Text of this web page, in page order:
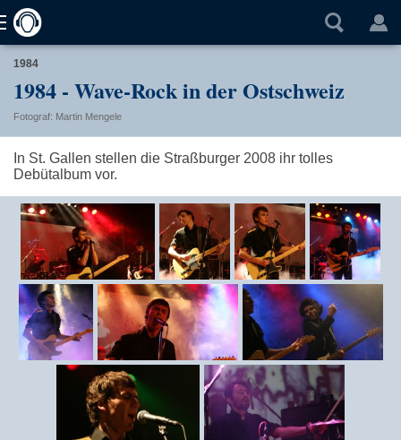
1984
1984 - Wave-Rock in der Ostschweiz
Fotograf: Martin Mengele
In St. Gallen stellen die Straßburger 2008 ihr tolles
Debütalbum vor.